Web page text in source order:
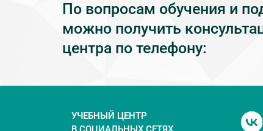
По вопросам обучения и
можно получить
центра по телефону:
УЧЕБНЫЙ ЦЕНТР